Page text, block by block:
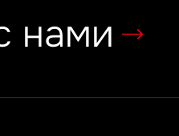
нами